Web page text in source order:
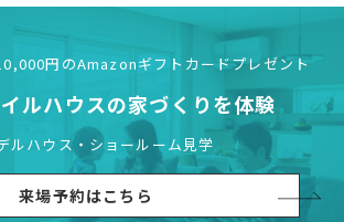
円のAmazonギフトカードプレゼント
ルハウスの家づくりを体験
ルハウス・ショールーム見学
来場予約はこちら